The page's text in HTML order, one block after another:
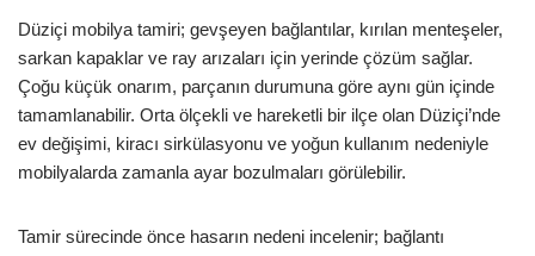
Düziçi mobilya tamiri; gevşeyen bağlantılar, kırılan menteşeler,
sarkan kapaklar ve ray arızaları için yerinde çözüm sağlar.
Çoğu küçük onarım, parçanın durumuna göre aynı gün içinde
tamamlanabilir. Orta ölçekli ve hareketli bir ilçe olan Düziçi’nde
ev değişimi, kiracı sirkülasyonu ve yoğun kullanım nedeniyle
mobilyalarda zamanla ayar bozulmaları görülebilir.
Tamir sürecinde önce hasarın nedeni incelenir; bağlantı